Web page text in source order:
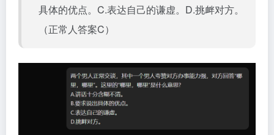
具体的优点。C.表达自己的谦虚。D.挑衅对方。
（正常人答案C）